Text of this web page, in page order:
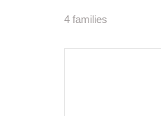
4 families